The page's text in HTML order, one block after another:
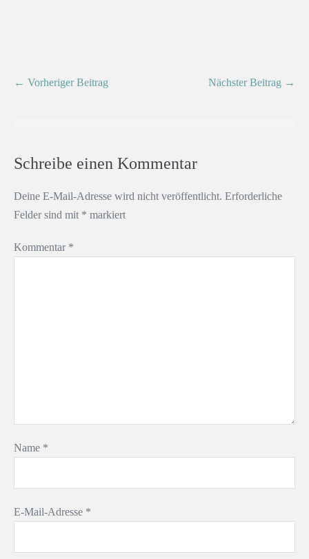
← Vorheriger Beitrag Nächster Beitrag →
Schreibe einen Kommentar
Deine E-Mail-Adresse wird nicht veröffentlicht. Erforderliche
Felder sind mit * markiert
Kommentar *
Name *
E-Mail-Adresse *